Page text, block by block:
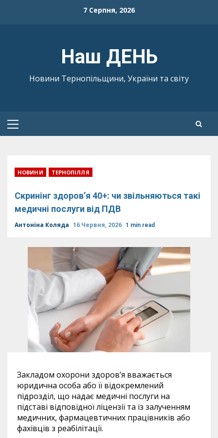
7 Серпня, 2026
Наш ДЕНЬ
Новини Тернопільщини, України та світу
Primary
НОВИНИ ТЕРНОПІЛЛЯ
Скринінг здоров’я 40+: чи звільняються такі
медичні послуги від ПДВ
Антоніна Коляда 16 Червня, 2026 1 min read
Закладом охорони здоров’я вважається
юридична особа або її відокремлений
підрозділ, що надає медичні послуги на
підставі відповідної ліцензії та із залученням
медичних, фармацевтичних працівників або
фахівців з реабілітації.